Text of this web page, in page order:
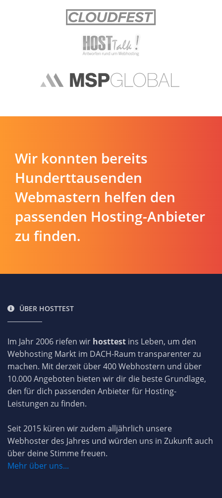
Wir konnten bereits
Hunderttausenden
Webmastern helfen den
passenden Hosting-Anbieter
zu finden.
ÜBER HOSTTEST
Im Jahr 2006 riefen wir hosttest ins Leben, um den
Webhosting Markt im DACH-Raum transparenter zu
machen. Mit derzeit über 400 Webhostern und über
10.000 Angeboten bieten wir dir die beste Grundlage,
den für dich passenden Anbieter für Hosting-
Leistungen zu finden.
Seit 2015 küren wir zudem alljährlich unsere
Webhoster des Jahres und würden uns in Zukunft auch
über deine Stimme freuen.
Mehr über uns...